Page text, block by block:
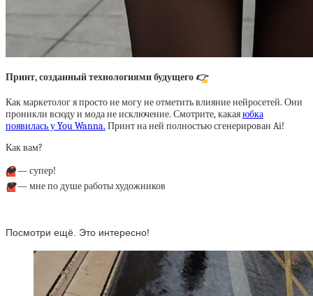
Принт, созданный технологиями будущего 👉
Как маркетолог я просто не могу не отметить влияние нейросетей. Они
проникли всюду и мода не исключение. Смотрите, какаяюбка
появилась у You Wanna. Принт на ней полностью сгенерирован Ai!
Как вам?
❤️— супер!
💔— мне по душе работы художников
Посмотри ещё. Это интересно!